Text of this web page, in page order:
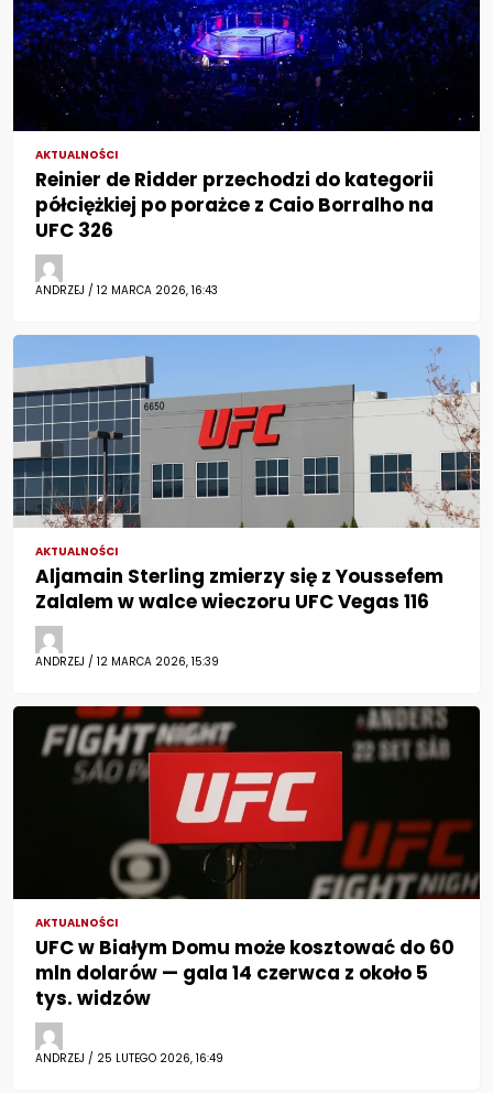
AKTUALNOŚCI
Reinier de Ridder przechodzi do kategorii
półciężkiej po porażce z Caio Borralho na
UFC 326
ANDRZEJ / 12 MARCA 2026, 16:43
AKTUALNOŚCI
Aljamain Sterling zmierzy się z Youssefem
Zalalem w walce wieczoru UFC Vegas 116
ANDRZEJ / 12 MARCA 2026, 15:39
AKTUALNOŚCI
UFC w Białym Domu może kosztować do 60
mln dolarów — gala 14 czerwca z około 5
tys. widzów
ANDRZEJ / 25 LUTEGO 2026, 16:49